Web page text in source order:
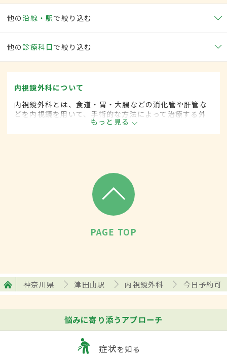
他の沿線・駅で絞り込む
他の 診療科目で絞り込む
内視鏡外科について
内視鏡外科とは、食道・胃・大腸などの消化管や肝管な
どを内視鏡を用いて、手術的な方法によって治療する外
科の一領域です。胃がん、大腸がん、肺がん、甲状腺が
ん、肝臓がんなどさまざまな領域に広がってきていま
もっと見る
PAGE TOP
神奈川県 津田山駅 内視鏡外科 今日予約可
悩みに寄り添うアプローチ
症状を知る